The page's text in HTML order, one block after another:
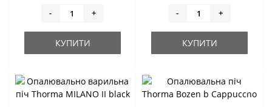
- +
КУПИТИ
- +
КУПИТИ